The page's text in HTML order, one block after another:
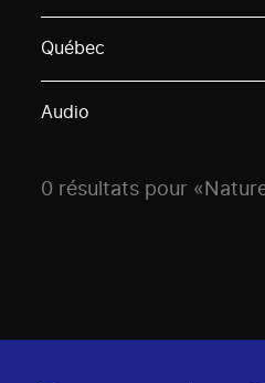
Québec
Audio
0 résultats pour